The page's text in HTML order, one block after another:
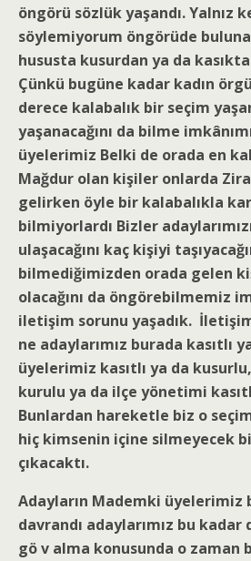
öngörü sözlük yaşandı. Yalnız
söylemiyorum öngörüde
hususta kusurdan ya da
Çünkü bugüne kadar kadın
derece kalabalık bir seçim
yaşanacağını da bilme
üyelerimiz Belki de orada en
Mağdur olan kişiler onlarda
gelirken öyle bir kalabalıkla
bilmiyorlardı Bizler
ulaşacağını kaç kişiyi
bilmediğimizden orada gelen
olacağını da öngörebilmemiz
iletişim sorunu yaşadık.
ne adaylarımız burada kasıtlı
üyelerimiz kasıtlı ya da
kurulu ya da ilçe yönetimi
Bunlardan hareketle biz o
hiç kimsenin içine silmeyecek
çıkacaktı.
Adayların Mademki üyelerimiz
davrandı adaylarımız bu kadar
gö v alma konusunda o zaman